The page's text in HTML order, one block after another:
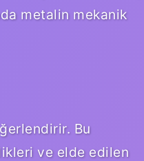
metalin mekanik
Bu
ve elde edilen